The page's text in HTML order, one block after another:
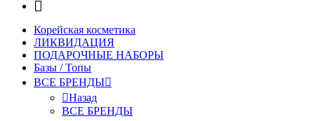
Корейская косметика
ЛИКВИДАЦИЯ
ПОДАРОЧНЫЕ НАБОРЫ
Базы / Топы
ВСЕ БРЕНДЫ
Назад
ВСЕ БРЕНДЫ